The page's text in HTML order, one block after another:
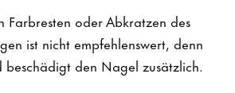
Farbresten oder Abkratzen des
ist nicht empfehlenswert, denn
beschädigt den Nagel zusätzlich.